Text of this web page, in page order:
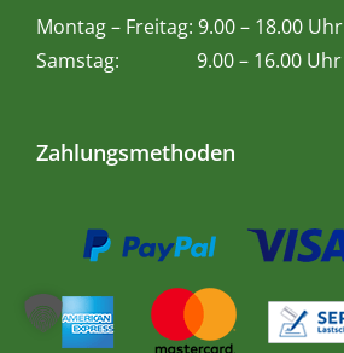
Montag – Freitag: 9.00 – 18.00 Uhr
Samstag: 9.00 – 16.00 Uhr
Zahlungsmethoden